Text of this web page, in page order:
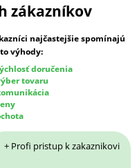
zákazníkov
najčastejšie spomínajú
výhody:
doručenia
tovaru
+ Profi pristup k zakaznikovi